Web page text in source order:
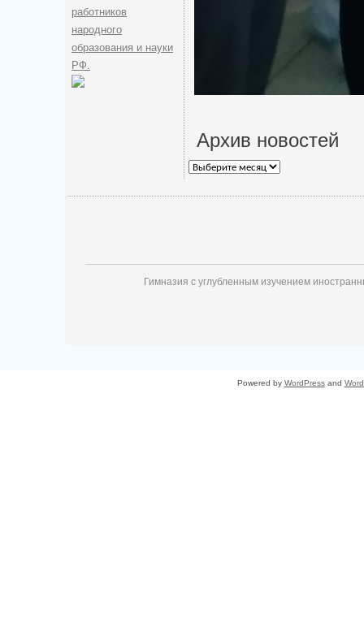
работников
народного
образования и науки
РФ.
Архив новостей
Архив
Гимназия с углубленным изучением
Powered by WordPressand